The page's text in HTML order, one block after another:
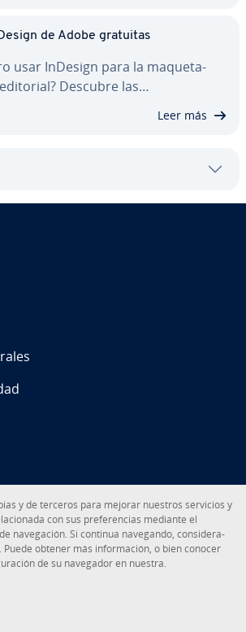
de Adobe gratuitas
usar InDesign para la ma­que­ta­
Descubre las…
Leer más
InstagramFacebookYouTube
y de terceros para mejorar nuestros servicios y
con sus pre­fe­re­n­cias mediante el
na­ve­ga­ción. Si continua navegando, co­n­si­de­ra­
Puede obtener más in­fo­r­ma­ción, o bien conocer
de su navegador en nuestra.